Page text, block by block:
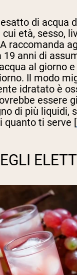
di acqua
età, sesso,
raccomanda
19 anni di
al giorno
Il modo
idratato è
essere
di più liquidi,
quanto ti serve [